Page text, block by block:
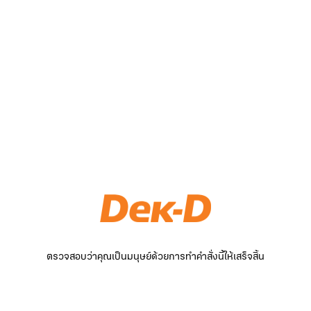
ตรวจสอบว่าคุณเป็นมนุษย์ด้วยการทำคำสั่งนี้ให้เสร็จสิ้น